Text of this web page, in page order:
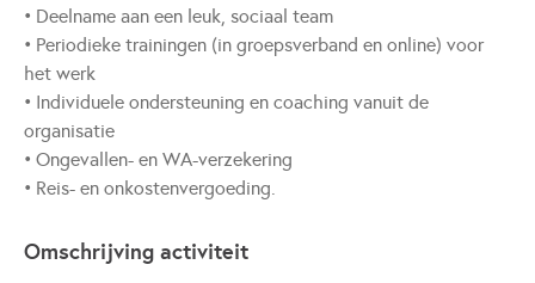
• Deelname aan een leuk, sociaal team
• Periodieke trainingen (in groepsverband en online) voor
het werk
• Individuele ondersteuning en coaching vanuit de
organisatie
• Ongevallen- en WA-verzekering
• Reis- en onkostenvergoeding.
Omschrijving activiteit